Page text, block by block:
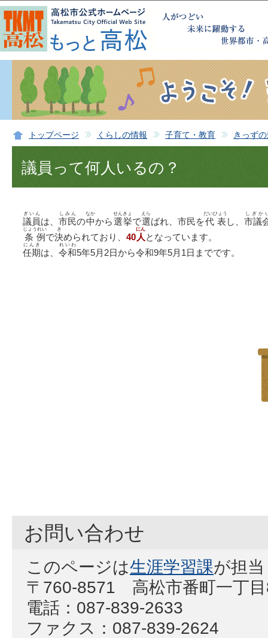
トップページ くらしの情報 子育て・教育 きっず
議員って何人いるの？
議員
ぎいん
は、 市民
しみん
の中
なか
から選挙
せんきょ
で選
えら
ばれ、市民を代表
だいひょう
し、 市議
しぎか
条例
じょうれい
で決
き
められており、 40 人
にん
となっています。
任期
にんき
は、 令和
れいわ
5年5月2日から令和9年5月1日までです。
お問い合わせ
このページは生涯学習課が担
〒760-8571 高松市番町一丁
電話：087-839-2633
ファクス：087-839-2624